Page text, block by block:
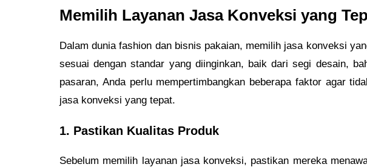
Memilih Layanan Jasa Konveksi yang
Dalam dunia fashion dan bisnis pakaian, memilih jasa konveksi
sesuai dengan standar yang diinginkan, baik dari segi desain,
pasaran, Anda perlu mempertimbangkan beberapa faktor agar
jasa konveksi yang tepat.
1. Pastikan Kualitas Produk
Sebelum memilih layanan jasa konveksi, pastikan mereka